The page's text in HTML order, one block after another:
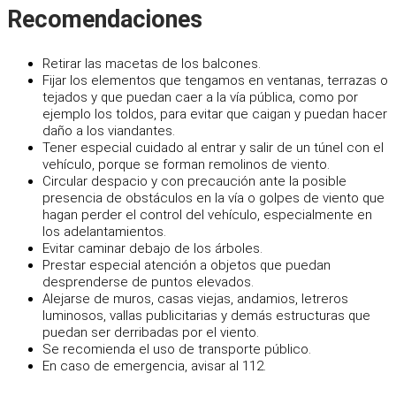
Recomendaciones
Retirar las macetas de los balcones.
Fijar los elementos que tengamos en ventanas, terrazas o
tejados y que puedan caer a la vía pública, como por
ejemplo los toldos, para evitar que caigan y puedan hacer
daño a los viandantes.
Tener especial cuidado al entrar y salir de un túnel con el
vehículo, porque se forman remolinos de viento.
Circular despacio y con precaución ante la posible
presencia de obstáculos en la vía o golpes de viento que
hagan perder el control del vehículo, especialmente en
los adelantamientos.
Evitar caminar debajo de los árboles.
Prestar especial atención a objetos que puedan
desprenderse de puntos elevados.
Alejarse de muros, casas viejas, andamios, letreros
luminosos, vallas publicitarias y demás estructuras que
puedan ser derribadas por el viento.
Se recomienda el uso de transporte público.
En caso de emergencia, avisar al 112.